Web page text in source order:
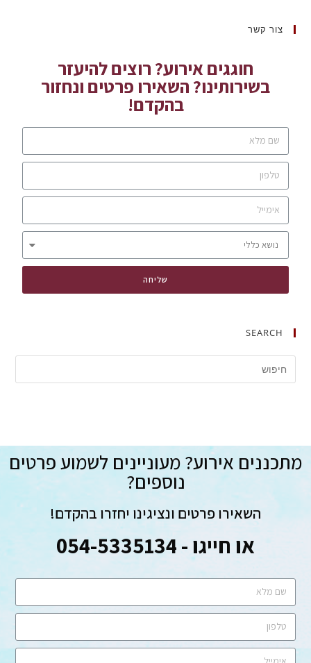
צור קשר
חוגגים אירוע? רוצים להיעזר
בשירותינו? השאירו פרטים ונחזור
בהקדם!
שליחה
SEARCH
מתכננים אירוע? מעוניינים לשמוע פרטים
נוספים?
השאירו פרטים ונציגינו יחזרו בהקדם!
או חייגו - 054-5335134